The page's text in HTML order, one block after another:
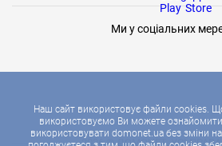
Наш сайт використовує файли cookies.
використовуємо Ви можете
використовувати domonet.ua без зміни
Ми у соціальних
2026 © ДОМОНЕТ, УСІ